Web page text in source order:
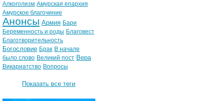
Алкоголизм Амурская епархия
Амурское благочиние
Анонсы Армия Бари
Беременность и роды Благовест
Благотворительность
Богословие Брак В начале
было слово Великий пост Вера
Викариатство Вопросы
Показать все теги